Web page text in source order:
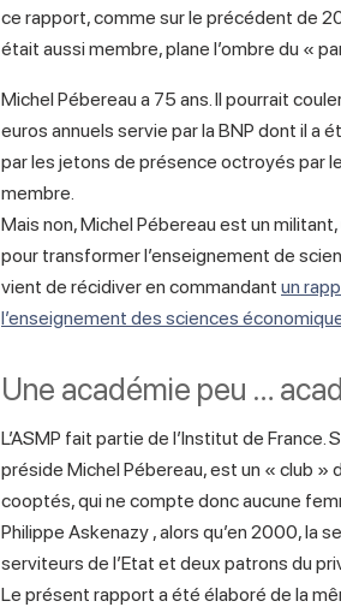
ce rapport, comme sur le précédent de
était aussi membre, plane l’ombre du «
Michel Pébereau a 75 ans. Il pourrait
euros annuels servie par la BNP dont il a
par les jetons de présence octroyés par
membre.
Mais non, Michel Pébereau est un
pour transformer l’enseignement de
vient de récidiver en commandant un
l’enseignement des sciences
Une académie peu …
L’ASMP fait partie de l’Institut de
préside Michel Pébereau, est un « club »
cooptés, qui ne compte donc aucune
Philippe Askenazy , alors qu’en 2000, la
serviteurs de l’Etat et deux patrons du
Le présent rapport a été élaboré de la